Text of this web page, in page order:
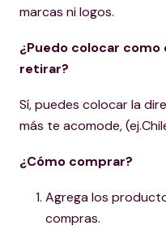
marcas ni logos.
¿Puedo colocar
retirar?
Sí, puedes colocar la
más te acomode,
¿Cómo comprar?
Agrega los
compras.